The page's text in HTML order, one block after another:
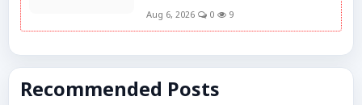
Aug 6, 2026 0 9
Recommended Posts